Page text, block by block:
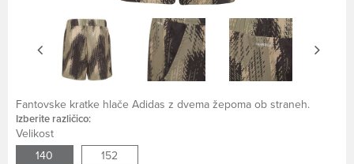
Fantovske kratke hlače Adidas z dvema žepoma ob straneh.
Izberite različico:
Velikost
140
152